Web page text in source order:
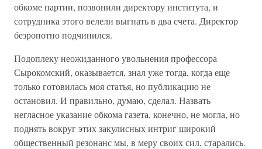
обкоме партии, позвонили директору института, и
сотрудника этого велели выгнать в два счета. Директор
безропотно подчинился.
Подоплеку неожиданного увольнения профессора
Сырокомский, оказывается, знал уже тогда, когда еще
только готовилась моя статья, но публикацию не
остановил. И правильно, думаю, сделал. Назвать
негласное указание обкома газета, конечно, не могла, но
поднять вокруг этих закулисных интриг широкий
общественный резонанс мы, в меру своих сил, старались.